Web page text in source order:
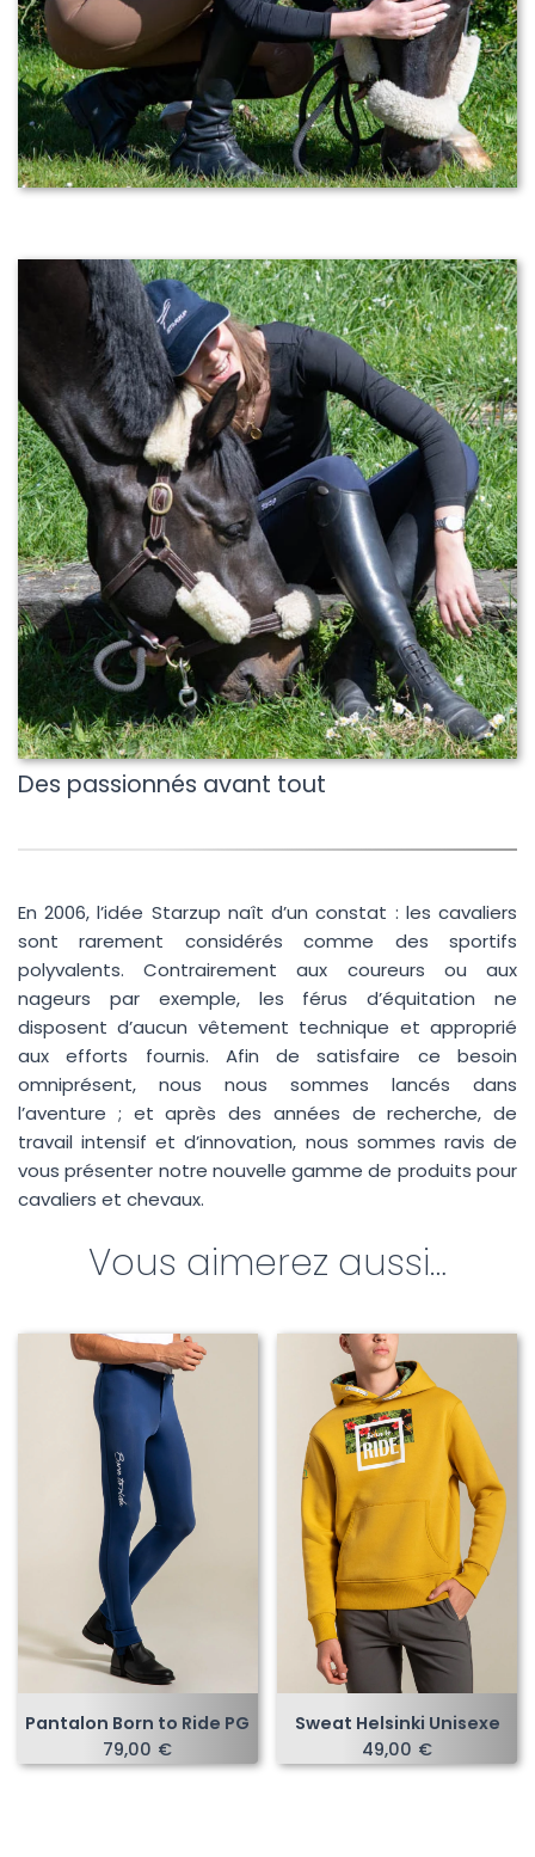
Des passionnés avant tout
En 2006, l’idée Starzup naît d’un constat : les cavaliers
sont rarement considérés comme des sportifs
polyvalents. Contrairement aux coureurs ou aux
nageurs par exemple, les férus d’équitation ne
disposent d’aucun vêtement technique et approprié
aux efforts fournis. Afin de satisfaire ce besoin
omniprésent, nous nous sommes lancés dans
l’aventure ; et après des années de recherche, de
travail intensif et d’innovation, nous sommes ravis de
vous présenter notre nouvelle gamme de produits pour
cavaliers et chevaux.
Vous aimerez aussi…
Pantalon Born to Ride PG
79,00 €
Sweat Helsinki Unisexe
49,00 €
Vous êtes ?*
Votre numéro de commande
(Visible sur le mail de confirmation)
Votre e-mail ?*
Vous souhaitez ?*
J'accepte que mes données soient utilisées pour que
Starzup puisse me recontacter.Plus d'infos.
Envoyer mon message